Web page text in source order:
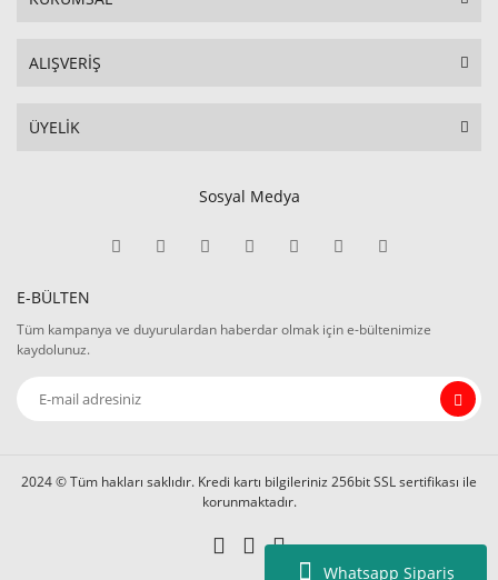
Whatsapp Sipariş
ALIŞVERİŞ
ÜYELİK
Sosyal Medya
E-BÜLTEN
Tüm kampanya ve duyurulardan haberdar olmak için e-bültenimize
kaydolunuz.
2024 © Tüm hakları saklıdır. Kredi kartı bilgileriniz 256bit SSL sertifikası ile
korunmaktadır.